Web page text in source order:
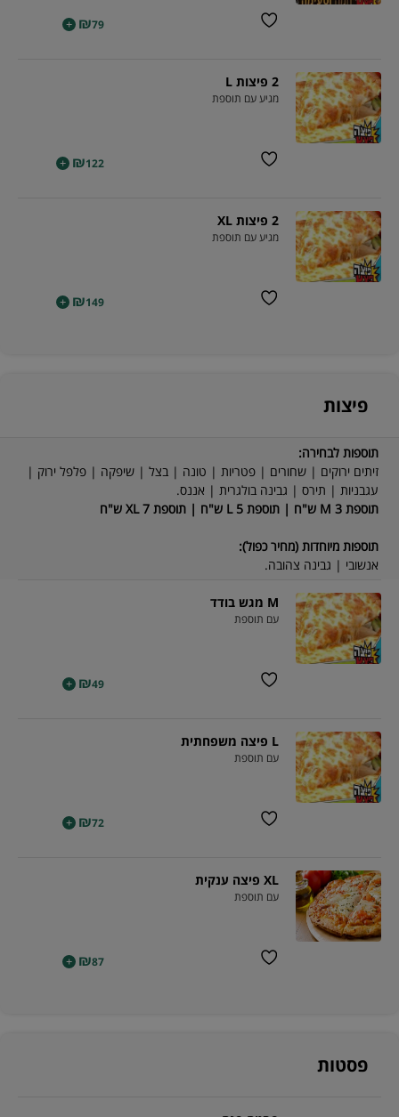
₪79
+
2 פיצות L
מגיע עם תוספת
₪122
+
2 פיצות XL
מגיע עם תוספת
₪149
+
פיצות
תוספות לבחירה:
זיתים ירוקים | שחורים | פטריות | טונה | בצל | שיפקה | פלפל ירוק |
עגבניות | תירס | גבינה בולגרית | אננס.
תוספת M 3 ש"ח | תוספת L 5 ש"ח | תוספת XL 7 ש"ח
תוספות מיוחדות (מחיר כפול):
אנשובי | גבינה צהובה.
M מגש בודד
עם תוספת
₪49
+
L פיצה משפחתית
עם תוספת
₪72
+
XL פיצה ענקית
עם תוספת
₪87
+
פסטות